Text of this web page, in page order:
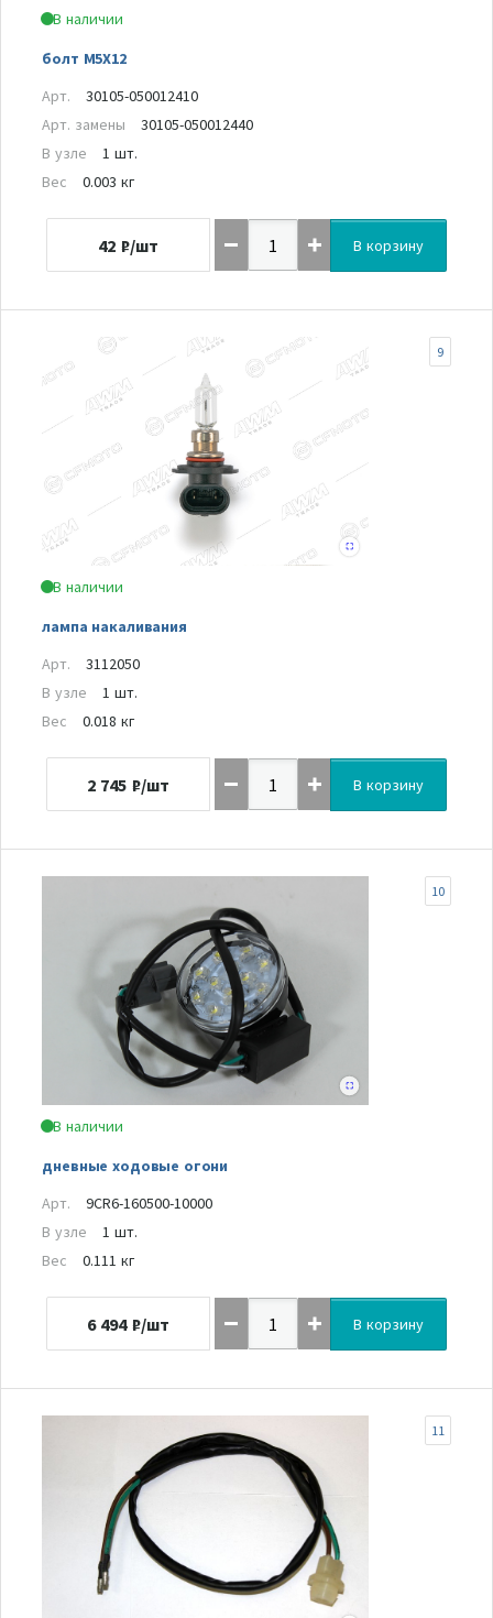
В наличии
болт M5X12
Арт.
30105-050012410
Арт. замены
30105-050012440
В узле
1 шт.
Вес
0.003 кг
42 ₽/шт В корзину
В наличии
лампа накаливания
9
Арт.
3112050
В узле
1 шт.
Вес
0.018 кг
2 745 ₽/шт В корзину
В наличии
дневные ходовые огони
10
Арт.
9CR6-160500-10000
В узле
1 шт.
Вес
0.111 кг
6 494 ₽/шт В корзину
11